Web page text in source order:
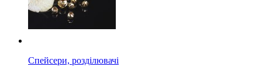
Спейсери, розділювачі